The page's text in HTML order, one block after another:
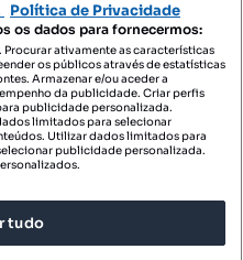
NA:
Política de Privacidade
os dados para fornecermos:
ativamente as características
os públicos através de estatísticas
Armazenar e/ou aceder a
da publicidade. Criar perfis
publicidade personalizada.
limitados para selecionar
Utilizar dados limitados para
publicidade personalizada.
tudo